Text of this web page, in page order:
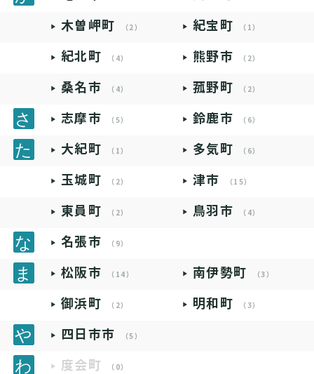
木曽岬町 （2） 紀宝町 （1）
紀北町 （4） 熊野市 （2）
桑名市 （4） 菰野町 （2）
志摩市 （5） 鈴鹿市 （6）
大紀町 （1） 多気町 （6）
玉城町 （2） 津市 （15）
東員町 （2） 鳥羽市 （4）
名張市 （9）
松阪市 （14） 南伊勢町 （3）
御浜町 （2） 明和町 （3）
四日市市 （5）
度会町 （0）